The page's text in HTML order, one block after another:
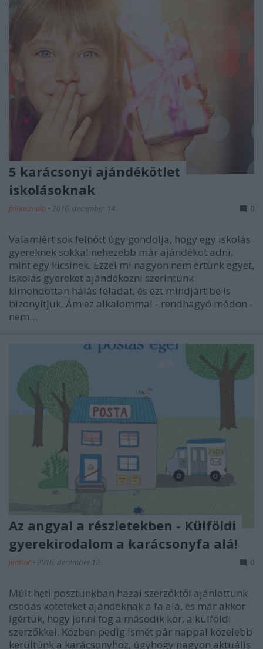
5 karácsonyi ajándékötlet
iskolásoknak
felhasznalo • 2016. december 14. 0
Valamiért sok felnőtt úgy gondolja, hogy egy iskolás
gyereknek sokkal nehezebb már ajándékot adni,
mint egy kicsinek. Ezzel mi nagyon nem értünk egyet,
iskolás gyereket ajándékozni szerintünk
kimondottan hálás feladat, és ezt mindjárt be is
bizonyítjuk. Ám ez alkalommal - rendhagyó módon -
nem…
Az angyal a részletekben - Külföldi
gyerekirodalom a karácsonyfa alá!
jimbor • 2016. december 12. 0
Múlt heti posztunkban hazai szerzőktől ajánlottunk
csodás köteteket ajándéknak a fa alá, és már akkor
ígértük, hogy jönni fog a második kör, a külföldi
szerzőkkel. Közben pedig ismét pár nappal közelebb
kerültünk a karácsonyhoz, úgyhogy nagyon aktuális